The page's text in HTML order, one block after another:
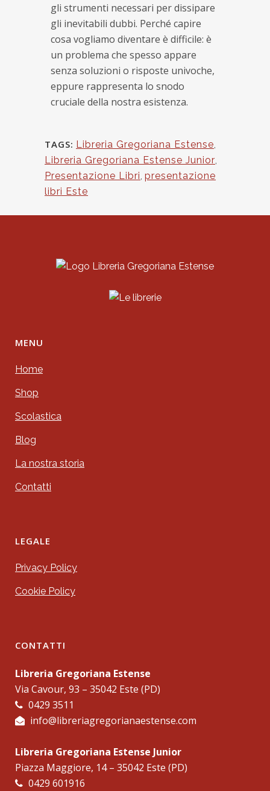
gli strumenti necessari per dissipare
gli inevitabili dubbi. Perché capire
cosa vogliamo diventare è difficile: è
un problema che spesso appare
senza soluzioni o risposte univoche,
eppure rappresenta lo snodo
cruciale della nostra esistenza.
TAGS: Libreria Gregoriana Estense
Libreria Gregoriana Estense Junior
Presentazione Libri presentazione
libri Este
MENU
Home
Shop
Scolastica
Blog
La nostra storia
Contatti
LEGALE
Privacy Policy
Cookie Policy
CONTATTI
Libreria Gregoriana Estense
Via Cavour, 93 – 35042 Este (PD)
0429 3511
info@libreriagregorianaestense.com
Libreria Gregoriana Estense Junior
Piazza Maggiore, 14 – 35042 Este (PD)
0429 601916